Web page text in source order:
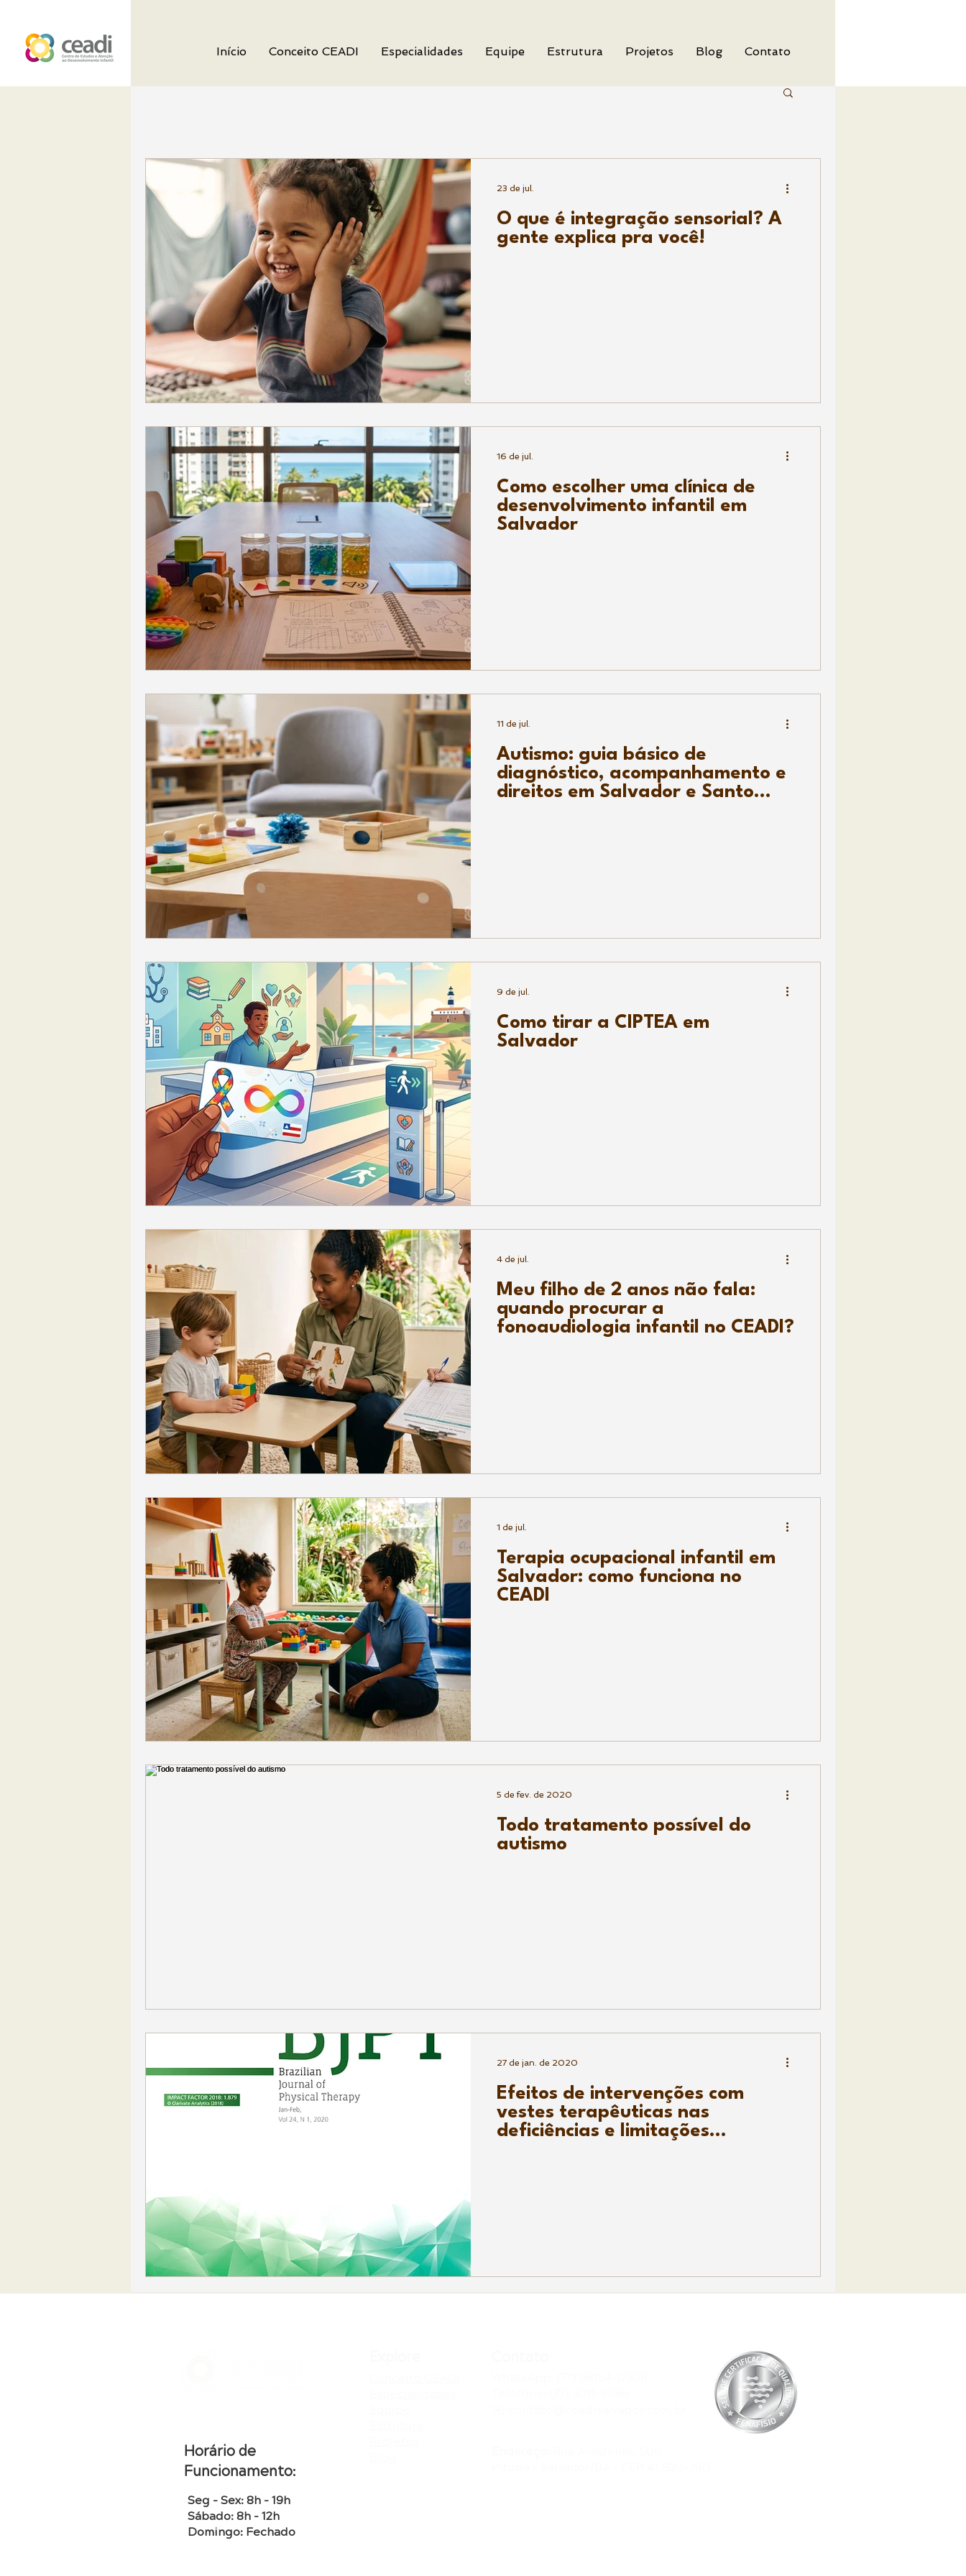
Início Conceito CEADI Especialidades Equipe Estrutura Projetos Blog Contato
O que é integração sensorial? A
gente explica pra você!
23 de jul.
Como escolher uma clínica de
desenvolvimento infantil em
Salvador
16 de jul.
Autismo: guia básico de
diagnóstico, acompanhamento e
direitos em Salvador e Santo
11 de jul.
Como tirar a CIPTEA em
Salvador
9 de jul.
Meu filho de 2 anos não fala:
quando procurar a
fonoaudiologia infantil no CEADI?
4 de jul.
Terapia ocupacional infantil em
Salvador: como funciona no
CEADI
1 de jul.
Todo tratamento possível do
autismo
5 de fev. de 2020
Efeitos de intervenções com
vestes terapêuticas nas
deficiências e limitações
27 de jan. de 2020
Horário de
Funcionamento:
Seg - Sex: 8h - 19h
Sábado: 8h - 12h
Domingo: Fechado